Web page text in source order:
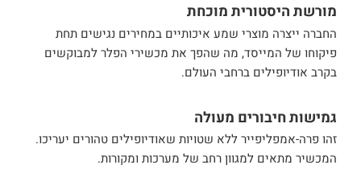
מורשת היסטורית מוכחת
החברה ייצרה מוצרי שמע איכותיים במחירים נגישים תחת
פיקוחו של המייסד, מה שהפך את מכשירי הפלר למבוקשים
בקרב אודיופילים ברחבי העולם.
גמישות חיבורים מעולה
זהו פרה-אמפליפייר ללא שטויות שאודיופילים טהורים יעריכו.
המכשיר מתאים למגוון רחב של מערכות ומקורות.